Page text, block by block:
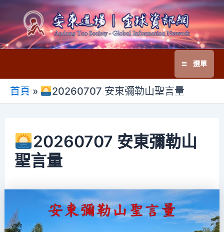
至
主
Main
選單
首頁 » 20260707 安東彌勒山聖言量
20260707 安東彌勒山
聖言量